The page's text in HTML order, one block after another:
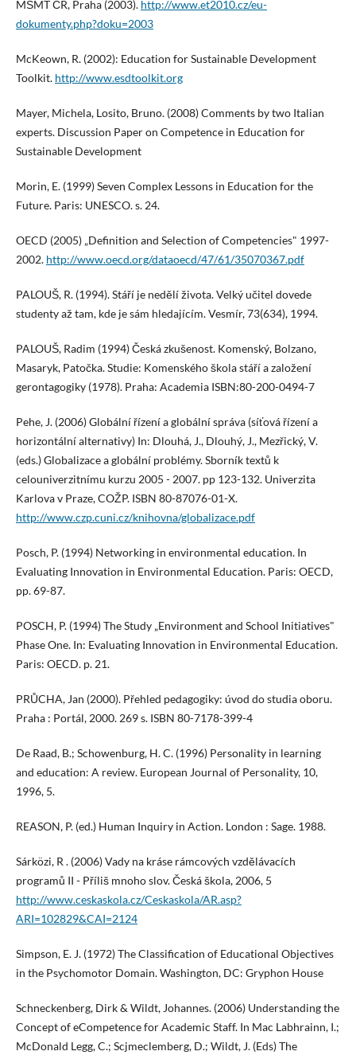
MŠMT ČR, Praha (2003). http://www.et2010.cz/eu-
dokumenty.php?doku=2003
McKeown, R. (2002): Education for Sustainable Development
Toolkit. http://www.esdtoolkit.org
Mayer, Michela, Losito, Bruno. (2008) Comments by two Italian
experts. Discussion Paper on Competence in Education for
Sustainable Development
Morin, E. (1999) Seven Complex Lessons in Education for the
Future. Paris: UNESCO. s. 24.
OECD (2005) „Definition and Selection of Competencies" 1997-
2002. http://www.oecd.org/dataoecd/47/61/35070367.pdf
PALOUŠ, R. (1994). Stáří je nedělí života. Velký učitel dovede
studenty až tam, kde je sám hledajícím. Vesmír, 73(634), 1994.
PALOUŠ, Radim (1994) Česká zkušenost. Komenský, Bolzano,
Masaryk, Patočka. Studie: Komenského škola stáří a založení
gerontagogiky (1978). Praha: Academia ISBN:80-200-0494-7
Pehe, J. (2006) Globální řízení a globální správa (síťová řízení a
horizontální alternativy) In: Dlouhá, J., Dlouhý, J., Mezřický, V.
(eds.) Globalizace a globální problémy. Sborník textů k
celouniverzitnímu kurzu 2005 - 2007. pp 123-132. Univerzita
Karlova v Praze, COŽP. ISBN 80-87076-01-X.
http://www.czp.cuni.cz/knihovna/globalizace.pdf
Posch, P. (1994) Networking in environmental education. In
Evaluating Innovation in Environmental Education. Paris: OECD,
pp. 69-87.
POSCH, P. (1994) The Study „Environment and School Initiatives"
Phase One. In: Evaluating Innovation in Environmental Education.
Paris: OECD. p. 21.
PRŮCHA, Jan (2000). Přehled pedagogiky: úvod do studia oboru.
Praha : Portál, 2000. 269 s. ISBN 80-7178-399-4
De Raad, B.; Schowenburg, H. C. (1996) Personality in learning
and education: A review. European Journal of Personality, 10,
1996, 5.
REASON, P. (ed.) Human Inquiry in Action. London : Sage. 1988.
Sárközi, R . (2006) Vady na kráse rámcových vzdělávacích
programů II - Příliš mnoho slov. Česká škola, 2006, 5
http://www.ceskaskola.cz/Ceskaskola/AR.asp?
ARI=102829&CAI=2124
Simpson, E. J. (1972) The Classification of Educational Objectives
in the Psychomotor Domain. Washington, DC: Gryphon House
Schneckenberg, Dirk & Wildt, Johannes. (2006) Understanding the
Concept of eCompetence for Academic Staff. In Mac Labhrainn, I.;
McDonald Legg, C.; Scjmeclemberg, D.; Wildt, J. (Eds) The